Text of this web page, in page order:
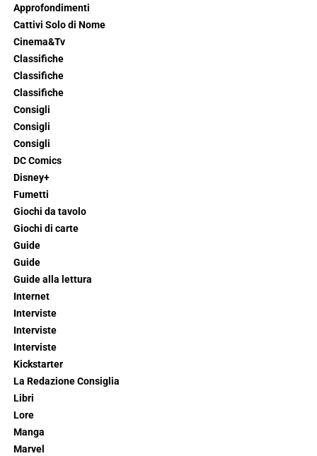
Approfondimenti
Cattivi Solo di Nome
Cinema&Tv
Classifiche
Classifiche
Classifiche
Consigli
Consigli
Consigli
DC Comics
Disney+
Fumetti
Giochi da tavolo
Giochi di carte
Guide
Guide
Guide alla lettura
Internet
Interviste
Interviste
Interviste
Kickstarter
La Redazione Consiglia
Libri
Lore
Manga
Marvel